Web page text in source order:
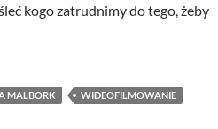
kogo zatrudnimy do tego, żeby
MALBORK
WIDEOFILMOWANIE